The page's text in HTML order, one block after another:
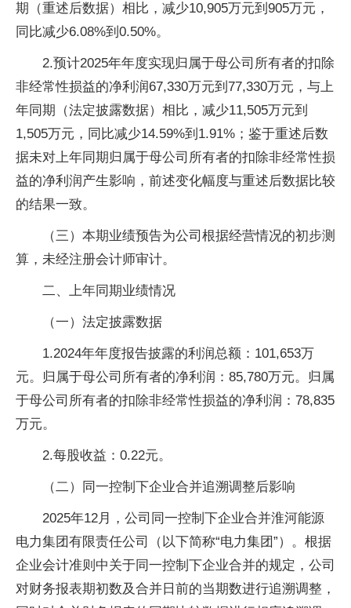
期（重述后数据）相比，减少10,905万元到905万元，
同比减少6.08%到0.50%。
2.预计2025年年度实现归属于母公司所有者的扣除
非经常性损益的净利润67,330万元到77,330万元，与上
年同期（法定披露数据）相比，减少11,505万元到
1,505万元，同比减少14.59%到1.91%；鉴于重述后数
据未对上年同期归属于母公司所有者的扣除非经常性损
益的净利润产生影响，前述变化幅度与重述后数据比较
的结果一致。
（三）本期业绩预告为公司根据经营情况的初步测
算，未经注册会计师审计。
二、上年同期业绩情况
（一）法定披露数据
1.2024年年度报告披露的利润总额：101,653万
元。归属于母公司所有者的净利润：85,780万元。归属
于母公司所有者的扣除非经常性损益的净利润：78,835
万元。
2.每股收益：0.22元。
（二）同一控制下企业合并追溯调整后影响
2025年12月，公司同一控制下企业合并淮河能源
电力集团有限责任公司（以下简称“电力集团”）。根据
企业会计准则中关于同一控制下企业合并的规定，公司
对财务报表期初数及合并日前的当期数进行追溯调整，